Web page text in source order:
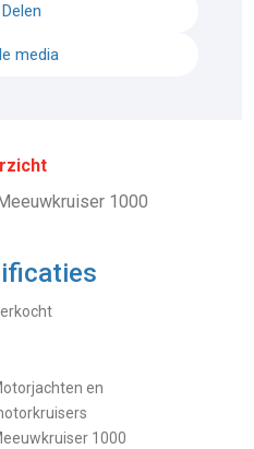
Delen
media
Meeuwkruiser 1000
en
1000